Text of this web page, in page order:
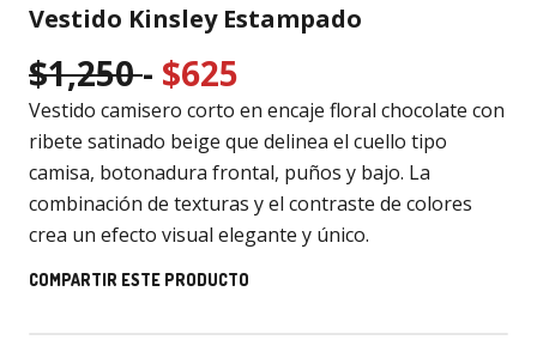
Vestido Kinsley Estampado
$1,250- $625
Vestido camisero corto en encaje floral chocolate con
ribete satinado beige que delinea el cuello tipo
camisa, botonadura frontal, puños y bajo. La
combinación de texturas y el contraste de colores
crea un efecto visual elegante y único.
COMPARTIR ESTE PRODUCTO